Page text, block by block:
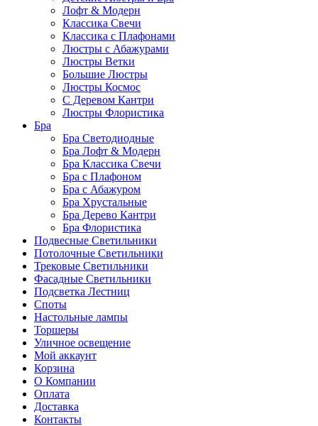
Лофт & Модерн
Классика Свечи
Классика с Плафонами
Люстры с Абажурами
Люстры Ветки
Большие Люстры
Люстры Космос
С Деревом Кантри
Люстры Флористика
Бра
Бра Светодиодные
Бра Лофт & Модерн
Бра Классика Свечи
Бра с Плафоном
Бра с Абажуром
Бра Хрустальные
Бра Дерево Кантри
Бра Флористика
Подвесные Светильники
Потолочные Светильники
Трековые Светильники
Фасадные Светильники
Подсветка Лестниц
Споты
Настольные лампы
Торшеры
Уличное освещение
Мой аккаунт
Корзина
О Компании
Оплата
Доставка
Контакты